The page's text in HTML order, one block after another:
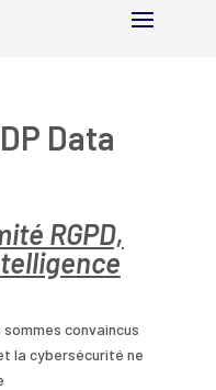
Data
RGPD,
sommes convaincus
la cybersécurité ne